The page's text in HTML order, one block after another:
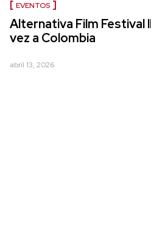
EVENTOS
Alternativa Film Festival
vez a Colombia
abril 13, 2026